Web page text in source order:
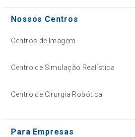
Nossos Centros
Centros de Imagem
Centro de Simulação Realística
Centro de Cirurgia Robótica
Para Empresas